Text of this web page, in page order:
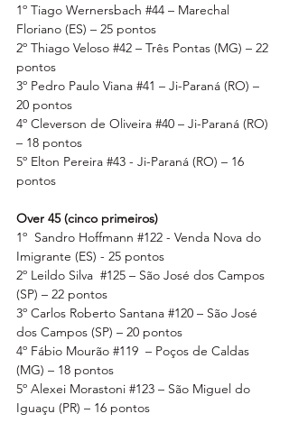
1º Tiago Wernersbach #44 – Marechal
Floriano (ES) – 25 pontos
2º Thiago Veloso #42 – Três Pontas (MG) – 22
pontos
3º Pedro Paulo Viana #41 – Ji-Paraná (RO) –
20 pontos
4º Cleverson de Oliveira #40 – Ji-Paraná (RO)
– 18 pontos
5º Elton Pereira #43 - Ji-Paraná (RO) – 16
pontos
Over 45 (cinco primeiros)
1º  Sandro Hoffmann #122 - Venda Nova do
Imigrante (ES) - 25 pontos
2º Leildo Silva #125 – São José dos Campos
(SP) – 22 pontos
3º Carlos Roberto Santana #120 – São José
dos Campos (SP) – 20 pontos
4º Fábio Mourão #119
  – Poços de Caldas
(MG) – 18 pontos
5º Alexei Morastoni #123 – São Miguel do
Iguaçu (PR) – 16 pontos